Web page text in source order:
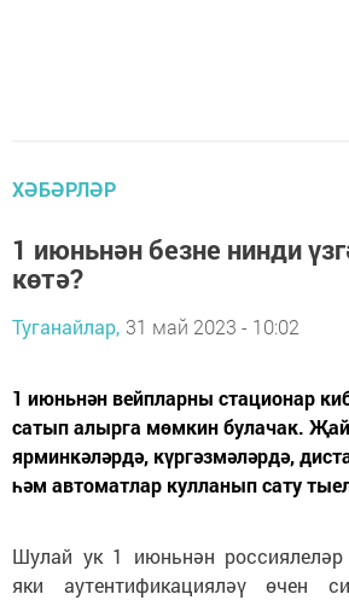
ХӘБӘРЛӘР
1 июньнән безне нинди
көтә?
Туганайлар, 31 май 2023 - 10:02
1 июньнән вейпларны стационар
сатып алырга мөмкин булачак.
ярминкәләрдә, күргәзмәләрдә,
һәм автоматлар кулланып сату
Шулай ук 1 июньнән россиялеләр
яки аутентификацияләү өчен